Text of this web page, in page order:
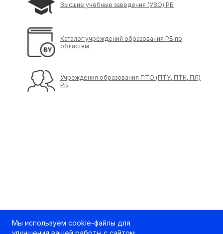
Высшие учебные заведения (УВО) РБ
Каталог учреждений образования РБ по
областям
Учреждения образования ПТО (ПТУ, ПТК, ПЛ)
РБ
Мы используем cookie-файлы для